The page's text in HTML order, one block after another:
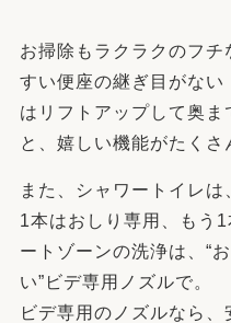
お掃除もラクラクのフ
すい便座の継ぎ目がない
はリフトアップして奥ま
と、嬉しい機能がたくさ
また、シャワートイレは
1本はおしり専用、もう
ートゾーンの洗浄は、“
い”ビデ専用ノズルで。
ビデ専用のノズルなら、